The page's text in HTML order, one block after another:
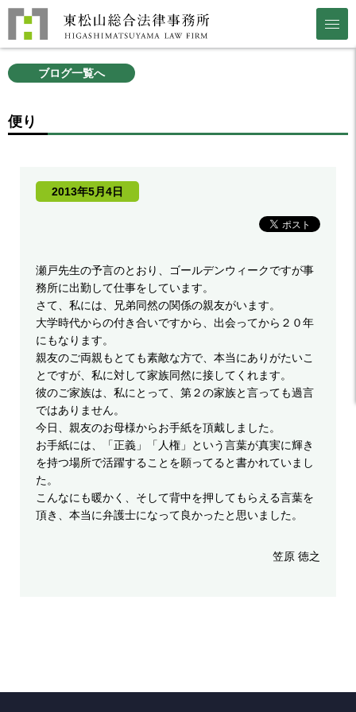
ブログ一覧へ
便り
2013年5月4日
瀬戸先生の予言のとおり、ゴールデンウィークですが事
務所に出勤して仕事をしています。
さて、私には、兄弟同然の関係の親友がいます。
大学時代からの付き合いですから、出会ってから２０年
にもなります。
親友のご両親もとても素敵な方で、本当にありがたいこ
とですが、私に対して家族同然に接してくれます。
彼のご家族は、私にとって、第２の家族と言っても過言
ではありません。
今日、親友のお母様からお手紙を頂戴しました。
お手紙には、「正義」「人権」という言葉が真実に輝き
を持つ場所で活躍することを願ってると書かれていまし
た。
こんなにも暖かく、そして背中を押してもらえる言葉を
頂き、本当に弁護士になって良かったと思いました。
笠原 徳之